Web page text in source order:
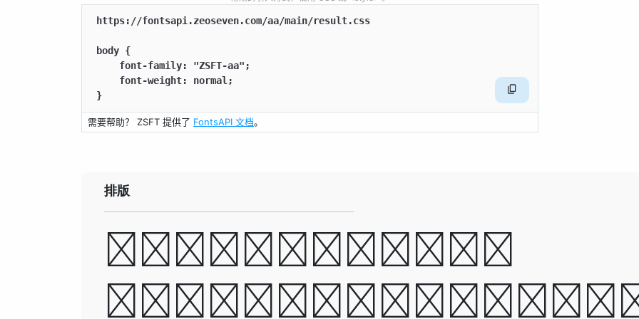
https://fontsapi.zeoseven.com/aa/main/result.css
body {
    font-family: "ZSFT-aa";
    font-weight: normal;
}
需要帮助？ ZSFT 提供了 FontsAPI 文档。
排版
A man can be
destroyed but